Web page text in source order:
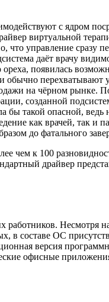
с ядром
виртуальной
управление сразу
даёт врачу
появилась
перехватывают
на чёрном рынке.
созданной
бы такой опасной,
как врачей, так и
до фатального
к 100
драйвер
Несмотря
в составе ОС
версия
офисные